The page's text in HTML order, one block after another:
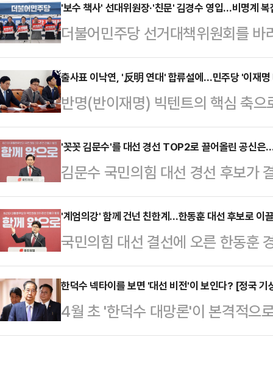
'보수 책사' 선대위원장·'친문' 김경수 영입…비명계
더불어민주당 선거대책위원회를
파와 정치적 배경을 가리지 않고 인
장'에 초점을 두고 선대위를 구성했
환경부 장관과 노무현 정부 초대 법
머드급 공동총괄선대위원장'이 구
'당내 통합'이다. 과거 사례가 증명
가기는 어렵다. 일부 비명계 인사들
있는 열쇠가 부족하…
출사표 이낙연, '反明 연대' 합류설에…민주당 '이재명
반명(반이재명) 빅텐트의 핵심 축
이 6·3 조기 대선 출마를 공식화했
덕수 대통령 권한대행과의 연대 가
으로 배신하는 짓"이라며 견제에
집을 낼 표 분산을 우려하고 있다는
29일 이낙연 상임고문의 대선 출마
다. 진성준 민주당 정책위의장은 이
보를 지켜봐야겠지…
'꼿꼿 김문수'를 대선 경선 TOP2로 끌어올린 공신
김문수 국민의힘 대선 경선 후보가
이 주목받고 있다. 정치적 공백이
대통령의 12·3 비상계엄 사태에 사
어 갑자기 부상한 김 후보가 톱
의 영향력을 무시할 수 없단 분석이
리위원회는 29일 서울 여의도 중앙
김문수 후보가 최종 후보 2인 중 한
발표…
'계엄의강' 함께 건넌 친한계…한동훈 대선 후보로
국민의힘 대선 결선에 오른 한동훈
보유하고 있다. 하지만 그를 결선까
상계엄을 함께 막아낸 이른바 '친한
온다. 비교적 대외적으로 잘 알려진
한동훈 후보의 '국민먼저캠프'에서
한덕수 넥타이를 보면 '대선 비전'이 보인다? [정국 기
4월 초 '한덕수 대망론'이 본격적으
대행 국무총리가 주요 일정을 소화